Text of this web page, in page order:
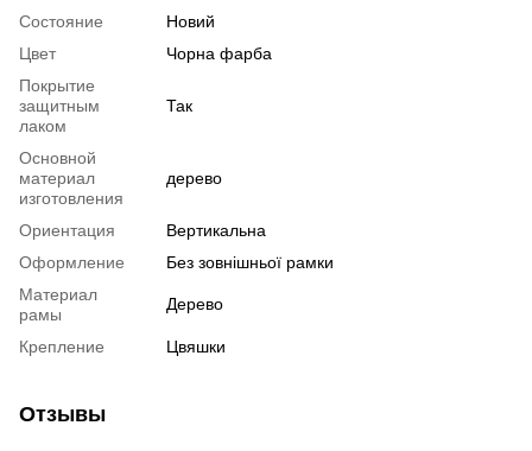
Состояние
Новий
Цвет
Чорна фарба
Покрытие
защитным
лаком
Так
Основной
материал
изготовления
дерево
Ориентация
Вертикальна
Оформление
Без зовнішньої рамки
Материал
рамы
Дерево
Крепление Цвяшки
Отзывы